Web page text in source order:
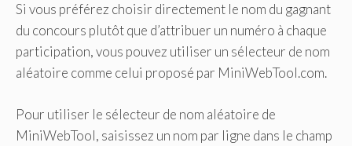
Si vous préférez choisir directement le nom du gagnant
du concours plutôt que d’attribuer un numéro à chaque
participation, vous pouvez utiliser un sélecteur de nom
aléatoire comme celui proposé par MiniWebTool.com.
Pour utiliser le sélecteur de nom aléatoire de
MiniWebTool, saisissez un nom par ligne dans le champ